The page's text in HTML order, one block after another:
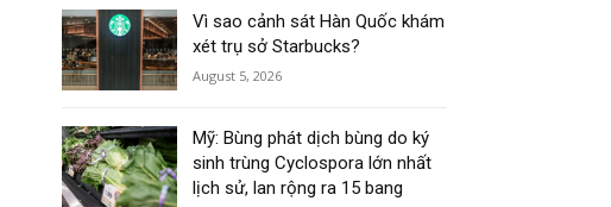
Vì sao cảnh sát Hàn Quốc khám
xét trụ sở Starbucks?
August 5, 2026
Mỹ: Bùng phát dịch bùng do ký
sinh trùng Cyclospora lớn nhất
lịch sử, lan rộng ra 15 bang